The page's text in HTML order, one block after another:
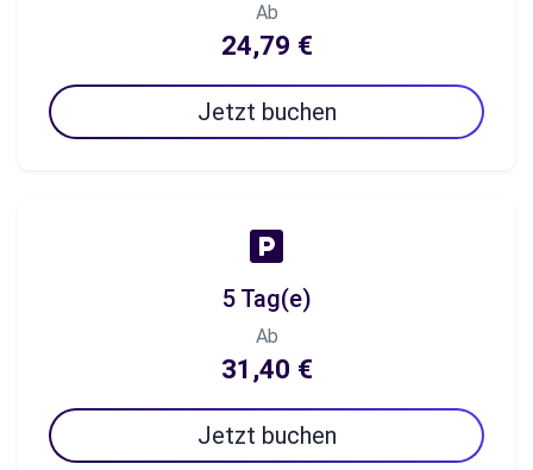
Ab
24,79 €
Jetzt buchen
5 Tag(e)
Ab
31,40 €
Jetzt buchen